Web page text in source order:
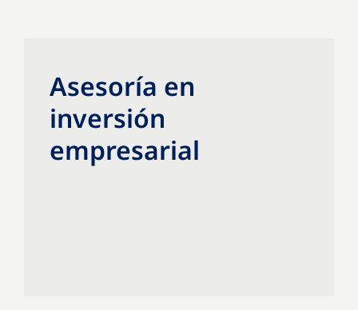
Asesoría en
inversión
empresarial